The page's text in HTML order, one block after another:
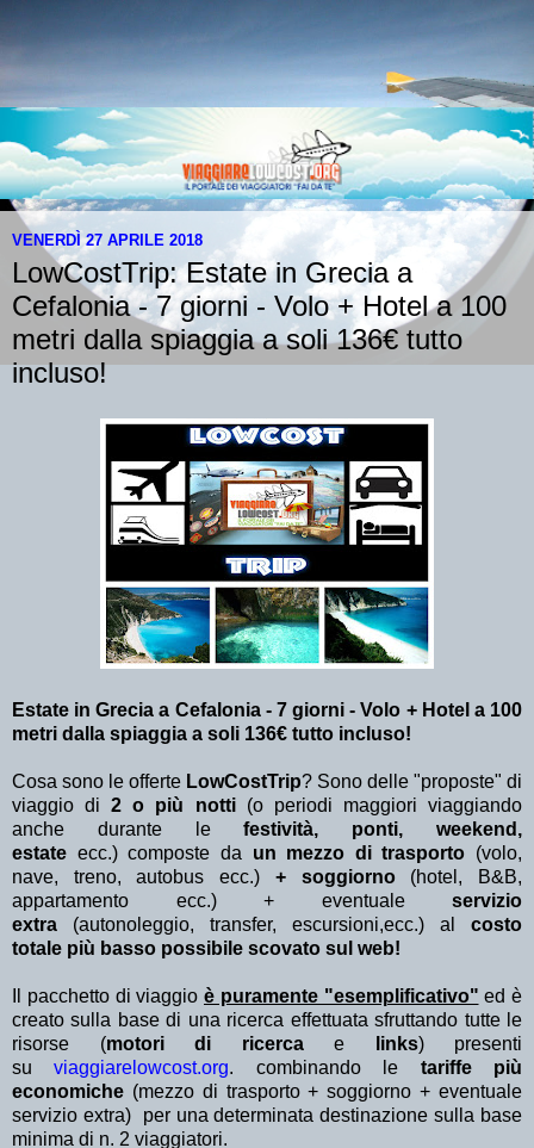
VENERDÌ 27 APRILE 2018
LowCostTrip: Estate in Grecia a
Cefalonia - 7 giorni - Volo + Hotel a 100
metri dalla spiaggia a soli 136€ tutto
incluso!
Estate in Grecia a Cefalonia - 7 giorni - Volo + Hotel a 100
metri dalla spiaggia a soli 136€ tutto incluso!
Cosa sono le offerte LowCostTrip? Sono delle "proposte" di
viaggio di2 o più notti (o periodi maggiori viaggiando
anche durante lefestività, ponti, weekend,
estate ecc.) composte da un mezzo di trasporto (volo,
nave, treno, autobus ecc.) + soggiorno(hotel, B&B,
appartamento ecc.) + eventuale servizio
extra (autonoleggio, transfer, escursioni,ecc.) al costo
totale più basso possibile scovato sul web!
Il pacchetto di viaggio è puramente "esemplificativo" ed è
creato sulla base di una ricerca effettuata sfruttando tutte le
risorse (motori di ricerca e links) presenti
suviaggiarelowcost.org. combinando le tariffe più
economiche (mezzo di trasporto + soggiorno + eventuale
servizio extra)
per una determinata destinazione sulla base
minima di n. 2 viaggiatori.